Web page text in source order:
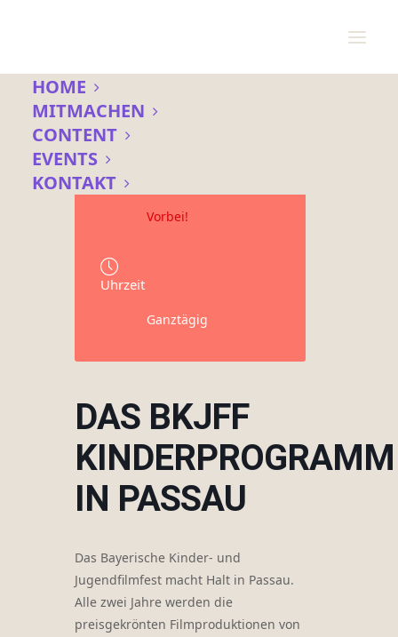
HOME
MITMACHEN
CONTENT
EVENTS
KONTAKT
Datum
Vorbei!
Uhrzeit
Ganztägig
DAS BKJFF
KINDERPROGRAMM
IN PASSAU
Das Bayerische Kinder- und
Jugendfilmfest macht Halt in Passau.
Alle zwei Jahre werden die
preisgekrönten Filmproduktionen von